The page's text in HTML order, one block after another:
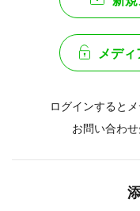
メディ
ログインすると
お問い合わ